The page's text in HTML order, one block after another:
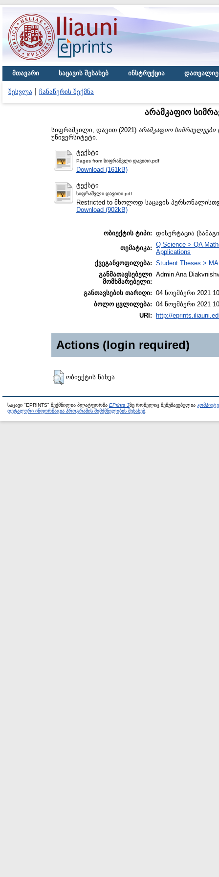
მთავარი საცავის შესახებ ინსტრუქცია
შესვლა ჩანაწერის შექმნა
არამკაფიო
სიფრაშვილი, დავით (2021) არამკაფიო
უნივერსიტეტი.
ტექსტი
Pages from სიფრაშვლი დავითი.pdf
Download (161kB)
ტექსტი
სიფრაშვლი დავითი.pdf
Restricted to მხოლოდ საცავის
Download (902kB)
ობიექტის ტიპი: დისერტაცია
თემატიკა: Q Science > QA
Applications
ქვეგანყოფილება: Student Theses >
განმათავსებელი
მომხმარებელი:
Admin Ana
განთავსების თარიღი: 04 ნოემბერი 2021
ბოლო ცვლილება: 04 ნოემბერი 2021
URI:
http://
Actions (login required)
ობიექტის ნახვა
საცავი "EPRINTS" შექმნილია პლატფორმა EPrints 3ზე რომელიც შემუშავებულია
დეტალური ინფორმაცია პროგრამის შემქმნელების შესახებ.